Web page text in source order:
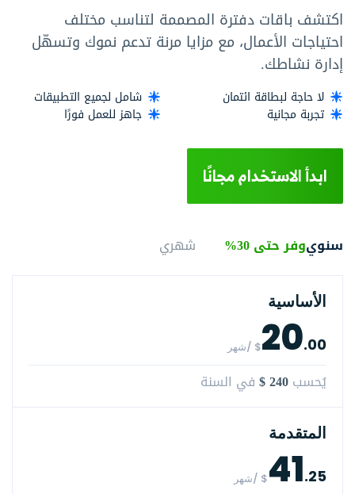
اكتشف باقات دفترة المصممة لتناسب مختلف
احتياجات الأعمال، مع مزايا مرنة تدعم نموك وتسهّل
إدارة نشاطك.
تجربة مجانية
لا حاجة لبطاقة ائتمان
جاهز للعمل فورًا
شامل لجميع التطبيقات
ابدأ الاستخدام مجانًا
سنويوفر حتى 30% شهري
الأساسية
20.00 $ /شهر
يُحسب $ 240 في السنة
المتقدمة
41.25 $ /شهر